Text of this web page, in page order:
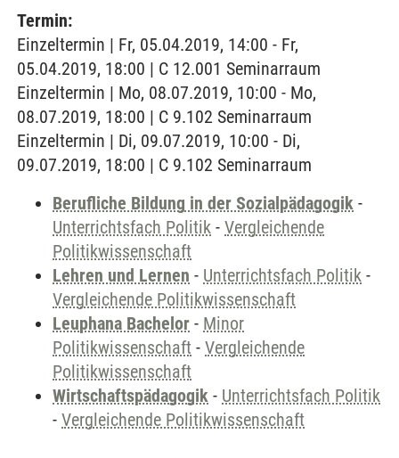
Termin:
Einzeltermin | Fr, 05.04.2019, 14:00 - Fr,
05.04.2019, 18:00 | C 12.001 Seminarraum
Einzeltermin | Mo, 08.07.2019, 10:00 - Mo,
08.07.2019, 18:00 | C 9.102 Seminarraum
Einzeltermin | Di, 09.07.2019, 10:00 - Di,
09.07.2019, 18:00 | C 9.102 Seminarraum
Berufliche Bildung in der Sozialpädagogik -
Unterrichtsfach Politik - Vergleichende
Politikwissenschaft
Lehren und Lernen - Unterrichtsfach Politik -
Vergleichende Politikwissenschaft
Leuphana Bachelor - Minor
Politikwissenschaft - Vergleichende
Politikwissenschaft
Wirtschaftspädagogik - Unterrichtsfach Politik
- Vergleichende Politikwissenschaft